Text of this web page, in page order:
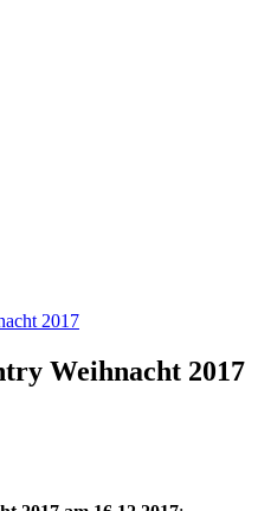
2017
Weihnacht 2017